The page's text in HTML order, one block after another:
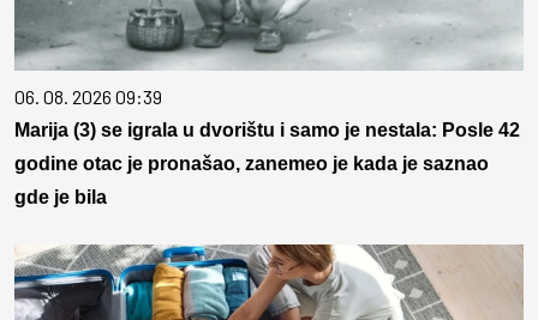
06. 08. 2026 09:39
Marija (3) se igrala u dvorištu i samo je nestala: Posle 42
godine otac je pronašao, zanemeo je kada je saznao
gde je bila